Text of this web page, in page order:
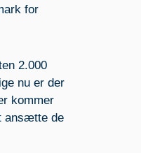
for
2.000
nu er der
kommer
ansætte de